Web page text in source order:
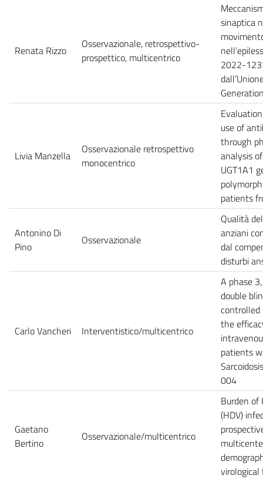
Renata Rizzo
Osservazionale, retrospettivo-
prospettico, multicentrico
sinaptica
2022-
Livia Manzella
Osservazionale retrospettivo
monocentrico
use of
through
analysis
UGT1A1
patients
Antonino Di
Pino
Osservazionale
Qualità
anziani
dal
disturbi
Carlo Vancheri Interventistico/multicentrico
A phase
double
the
patients
004
Gaetano
Bertino
Osservazionale/multicentrico
Burden of
(HDV)
virological